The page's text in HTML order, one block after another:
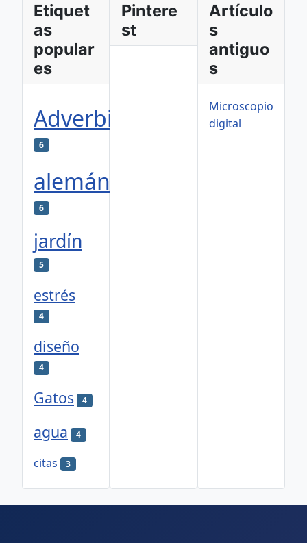
Etiquet
as
popular
es
Adverbios
6
alemán
6
jardín
5
estrés
4
diseño
4
Gatos 4
agua 4
citas 3
Pintere
st
Artículo
s
antiguo
s
Microscopio
digital